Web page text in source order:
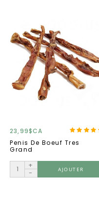
23,99$CA
Penis De Boeuf Tres
Grand
+
-
AJOUTER